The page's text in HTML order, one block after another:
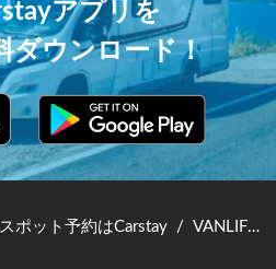
アプリを
ダウンロード！
ポット予約はCarstay / VANLIFE JAPAN TOP